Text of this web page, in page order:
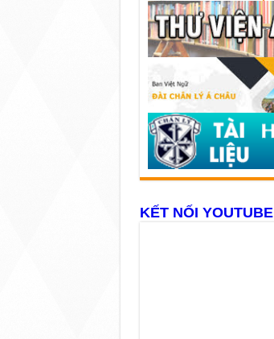
KẾT NỐI YOUTUBE